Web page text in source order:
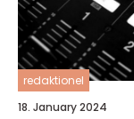
redaktionel
18. January 2024